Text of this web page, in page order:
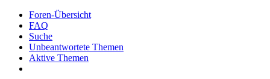
Foren-Übersicht
FAQ
Suche
Unbeantwortete Themen
Aktive Themen